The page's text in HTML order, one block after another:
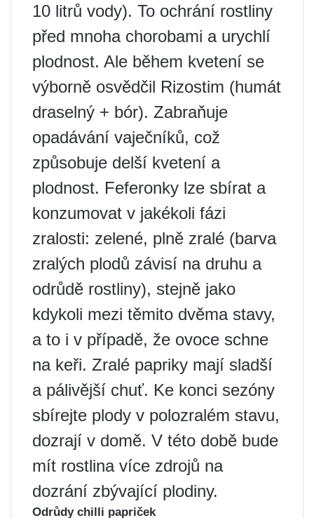
10 litrů vody). To ochrání rostliny
před mnoha chorobami a urychlí
plodnost. Ale během kvetení se
výborně osvědčil Rizostim (humát
draselný + bór). Zabraňuje
opadávání vaječníků, což
způsobuje delší kvetení a
plodnost. Feferonky lze sbírat a
konzumovat v jakékoli fázi
zralosti: zelené, plně zralé (barva
zralých plodů závisí na druhu a
odrůdě rostliny), stejně jako
kdykoli mezi těmito dvěma stavy,
a to i v případě, že ovoce schne
na keři. Zralé papriky mají sladší
a pálivější chuť. Ke konci sezóny
sbírejte plody v polozralém stavu,
dozrají v domě. V této době bude
mít rostlina více zdrojů na
dozrání zbývající plodiny.
Odrůdy chilli papriček